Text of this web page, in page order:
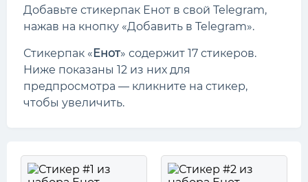
Добавьте стикерпак Енот в свой Telegram,
нажав на кнопку «Добавить в Telegram».
Стикерпак «Енот» содержит 17 стикеров.
Ниже показаны 12 из них для
предпросмотра — кликните на стикер,
чтобы увеличить.